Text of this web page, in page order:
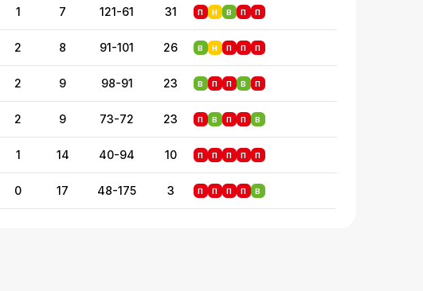
1 7 121-61 31 П Н В П П
2 8 91-101 26 В Н П П П
2 9 98-91 23 В П П В П
2 9 73-72 23 П В П П В
1 14 40-94 10 П П П П П
0 17 48-175 3 П П П П В